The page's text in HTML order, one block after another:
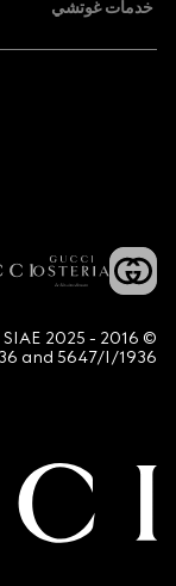
خدمات غوتشي
SIAE
and 5647/I/1936